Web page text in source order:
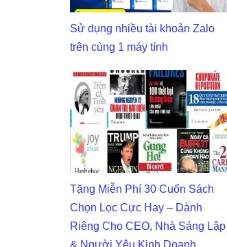
Sử dụng nhiều tài khoản Zalo
trên cùng 1 máy tính
Tặng Miễn Phí 30 Cuốn Sách
Chọn Lọc Cực Hay – Dành
Riêng Cho CEO, Nhà Sáng Lập